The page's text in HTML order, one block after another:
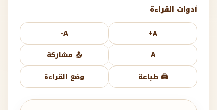
أدوات القراءة
A+
A-
A
📤 مشاركة
🖨️ طباعة
وضع القراءة